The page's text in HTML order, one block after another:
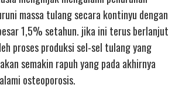
massa tulang secara kontinyu dengan
1,5% setahun. jika ini terus berlanjut
proses produksi sel-sel tulang yang
semakin rapuh yang pada akhirnya
osteoporosis.